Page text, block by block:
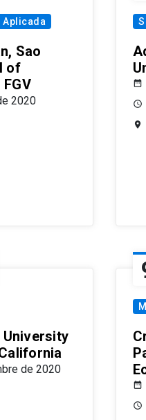
Aplicada
Sao
of
2020
University
de 2020